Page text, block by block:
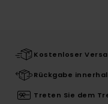
Kostenloser
Rückgabe
Treten Sie dem